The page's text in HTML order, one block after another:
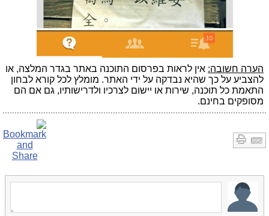
הערה חשובה: אין לראות בפרסום התוכנה באתר בגדר המלצה, או
להצביע על כך שהיא נבדקה על ידי האתר. מומלץ לכל קורא לבחון
התאמת כל תוכנה, שירות או יישום לצרכיו ולדרישותיו, גם אם הם
מסופקים בחינם.